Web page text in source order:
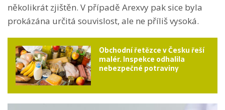
několikrát zjištěn. V případě Arexvy pak sice byla
prokázána určitá souvislost, ale ne příliš vysoká.
Obchodní řetězce v Česku řeší
malér. Inspekce odhalila
nebezpečné potraviny